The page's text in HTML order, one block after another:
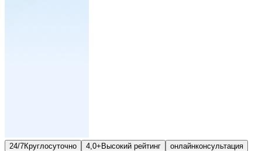
24/7Круглосуточно 4,0+ Высокий рейтинг онлайнконсультация